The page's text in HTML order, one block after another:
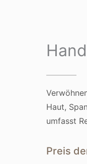
Haut,
umfasst
Preis